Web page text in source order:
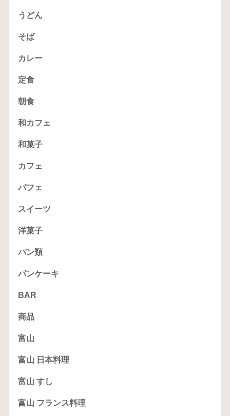
うどん
そば
カレー
定食
朝食
和カフェ
和菓子
カフェ
パフェ
スイーツ
洋菓子
パン類
パンケーキ
BAR
商品
富山
富山 日本料理
富山 すし
富山 フランス料理